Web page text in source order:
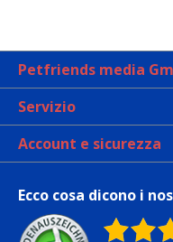
Petfriends media
Servizio
Account e sicurezza
Ecco cosa dicono i